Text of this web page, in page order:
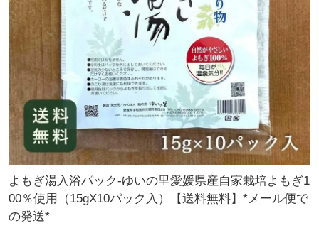
よもぎ湯入浴パック-ゆいの里愛媛県産自家栽培よもぎ1
00％使用（15gX10パック入）【送料無料】*メール便で
の発送*